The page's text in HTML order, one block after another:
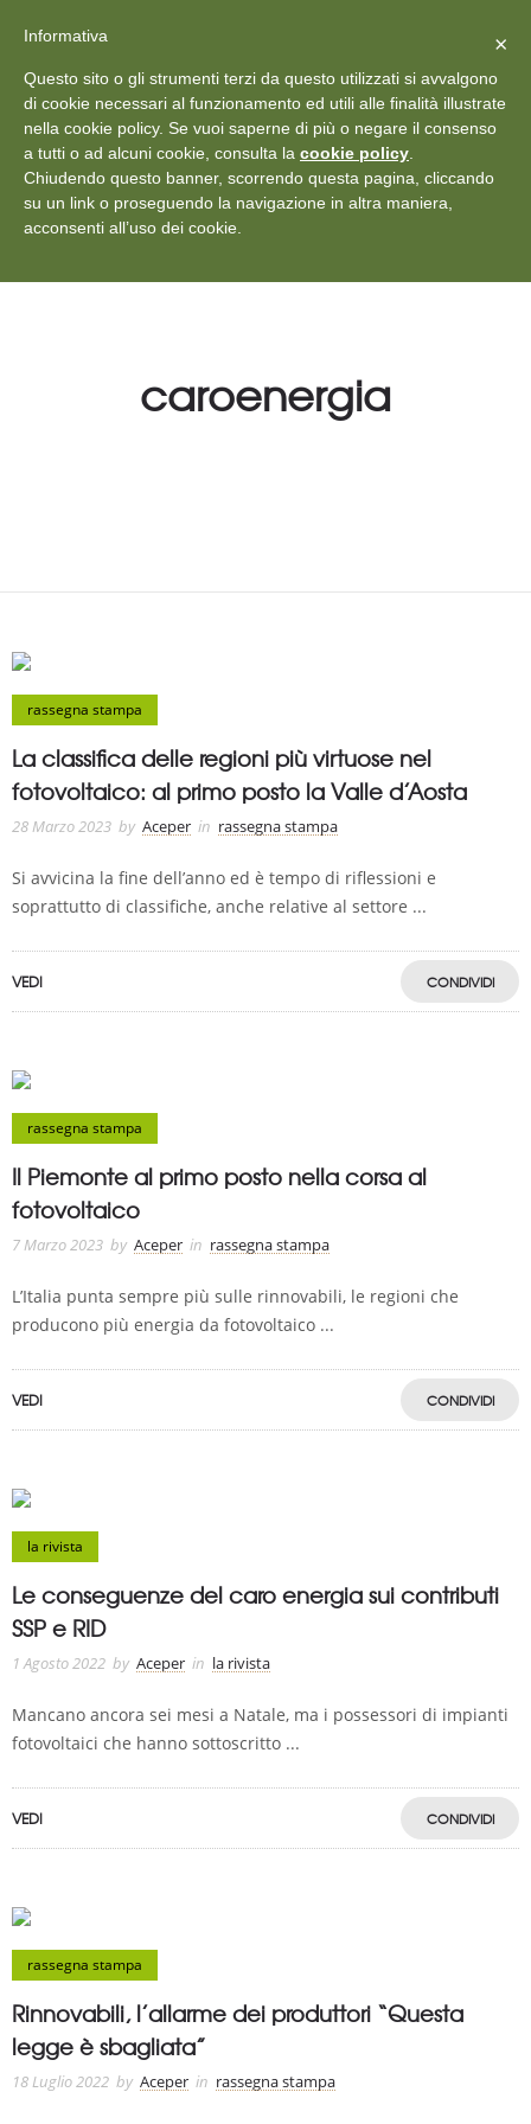
+39 011 18867102 info@aceper.it Statuto
Aceper
caroenergia
rassegna stampa
La classifica delle regioni più virtuose nel
fotovoltaico: al primo posto la Valle d’Aosta
28 Marzo 2023 by Aceper in rassegna stampa
Si avvicina la fine dell’anno ed è tempo di riflessioni e
soprattutto di classifiche, anche relative al settore ...
VEDI CONDIVIDI
rassegna stampa
Il Piemonte al primo posto nella corsa al
fotovoltaico
7 Marzo 2023 by Aceper in rassegna stampa
L’Italia punta sempre più sulle rinnovabili, le regioni che
producono più energia da fotovoltaico ...
VEDI CONDIVIDI
la rivista
Le conseguenze del caro energia sui contributi
SSP e RID
1 Agosto 2022 by Aceper in la rivista
Mancano ancora sei mesi a Natale, ma i possessori di impianti
fotovoltaici che hanno sottoscritto ...
VEDI CONDIVIDI
rassegna stampa
Rinnovabili, l’allarme dei produttori “Questa
legge è sbagliata”
18 Luglio 2022 by Aceper in rassegna stampa
Vedi: Protezione dei dati personali ×
Informativa
Questo sito o gli strumenti terzi da questo utilizzati si avvalgono
di cookie necessari al funzionamento ed utili alle finalità illustrate
nella cookie policy. Se vuoi saperne di più o negare il consenso
a tutti o ad alcuni cookie, consulta la cookie policy
Chiudendo questo banner, scorrendo questa pagina, cliccando
su un link o proseguendo la navigazione in altra maniera,
acconsenti all’uso dei cookie.